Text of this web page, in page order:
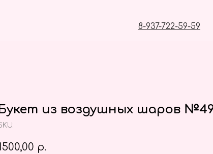
8-937-722-59-59
из воздушных шаров
р.